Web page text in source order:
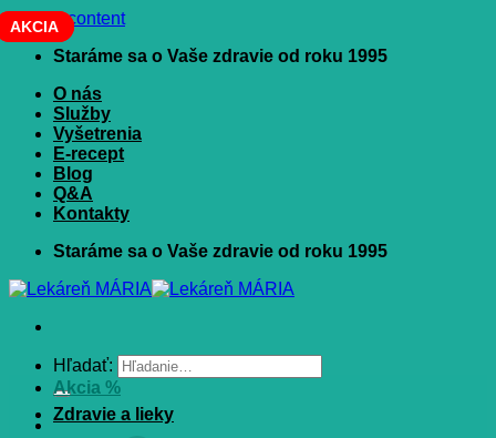
Skip to content
Staráme sa o Vaše zdravie od roku 1995
O nás
Služby
Vyšetrenia
E-recept
Blog
Q&A
Kontakty
Staráme sa o Vaše zdravie od roku 1995
Hľadať:
Akcia %
Zdravie a lieky
AKCIA
AKCIA